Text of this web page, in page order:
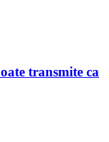
transmite ca